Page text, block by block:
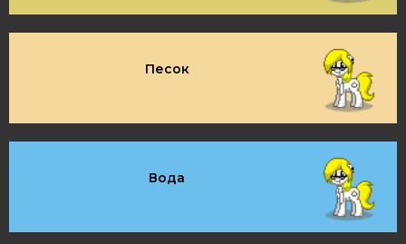
Песок
Вода